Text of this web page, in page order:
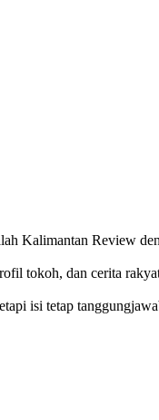
Kalimantan Review
tokoh, dan cerita
isi tetap